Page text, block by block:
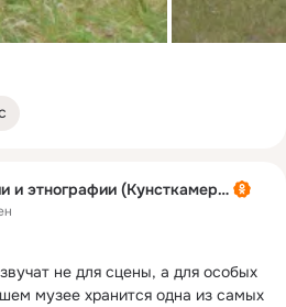
Музей антропологии и этнографии (Кунсткамера)
не для сцены, а для особых
музее хранится одна из самых